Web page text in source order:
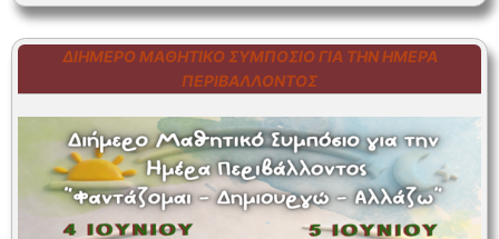
ΔΙΉΜΕΡΟ ΜΑΘΗΤΙΚΌ ΣΥΜΠΌΣΙΟ ΓΙΑ ΤΗΝ ΗΜΈΡΑ
ΠΕΡΙΒΆΛΛΟΝΤΟΣ